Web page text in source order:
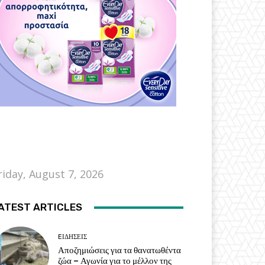
August 7, 2026
ARTICLES
EΙΔΗΣΕΙΣ
Αποζημιώσεις για τα θανατωθέντα
ζώα – Αγωνία για το μέλλον της